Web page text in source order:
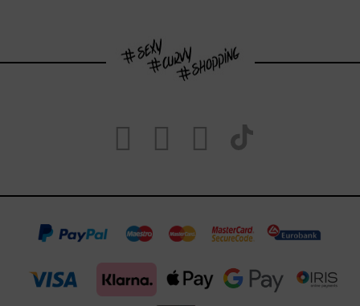
Visit
https://
page
Visit
https://
page
Visit
https://
page
our
TikTok
page